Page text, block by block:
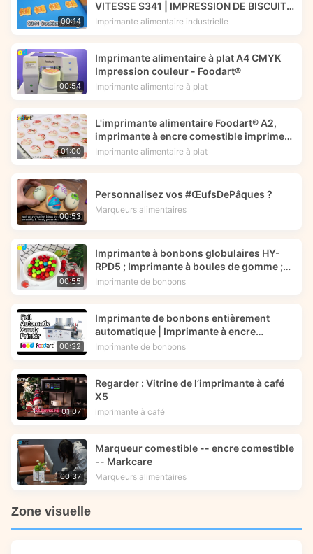
00:14
VITESSE S341 | IMPRESSION DE BISCUITS
| IMPRIMANTE À ENCRE COMESTIBLE |
Imprimante alimentaire industrielle
00:54
Imprimante alimentaire à plat A4 CMYK
Impression couleur - Foodart®
Imprimante alimentaire à plat
01:00
L'imprimante alimentaire Foodart® A2,
imprimante à encre comestible imprime
une image de fleur sur des macarons.
Imprimante alimentaire à plat
00:53
Personnalisez vos #ŒufsDePâques ?
Marqueurs alimentaires
00:55
Imprimante à bonbons globulaires HY-
RPD5 ; Imprimante à boules de gomme ;
Encre comestible -- Foodart®
Imprimante de bonbons
00:32
Imprimante de bonbons entièrement
automatique | Imprimante à encre
comestible | Foodart® de Foodprinttech
Imprimante de bonbons
01:07
Regarder : Vitrine de l’imprimante à café
X5
imprimante à café
00:37
Marqueur comestible -- encre comestible
-- Markcare
Marqueurs alimentaires
Zone visuelle